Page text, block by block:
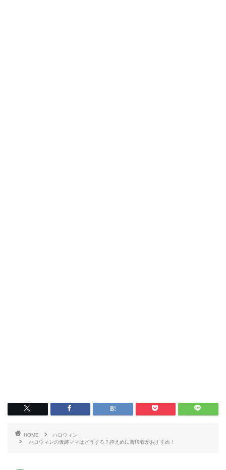
HOME
ハロウィン
ハロウィンの仮装ママはどうする？控えめに普段着がおすすめ！